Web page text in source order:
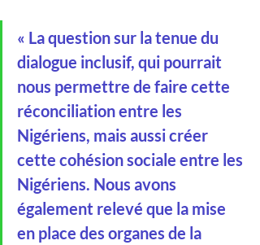
« La question sur la tenue du
dialogue inclusif, qui pourrait
nous permettre de faire cette
réconciliation entre les
Nigériens, mais aussi créer
cette cohésion sociale entre les
Nigériens. Nous avons
également relevé que la mise
en place des organes de la